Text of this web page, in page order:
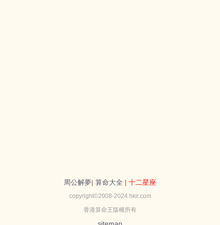
周公解夢| 算命大全 | 十二星座
copyright©2008-2024 hkir.com
香港算命王版權所有